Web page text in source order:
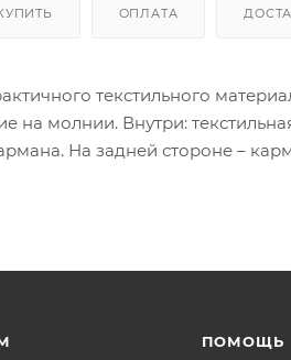
ОПЛАТА
текстильного
на молнии. Внутри:
На задней стороне –
ПОМОЩЬ